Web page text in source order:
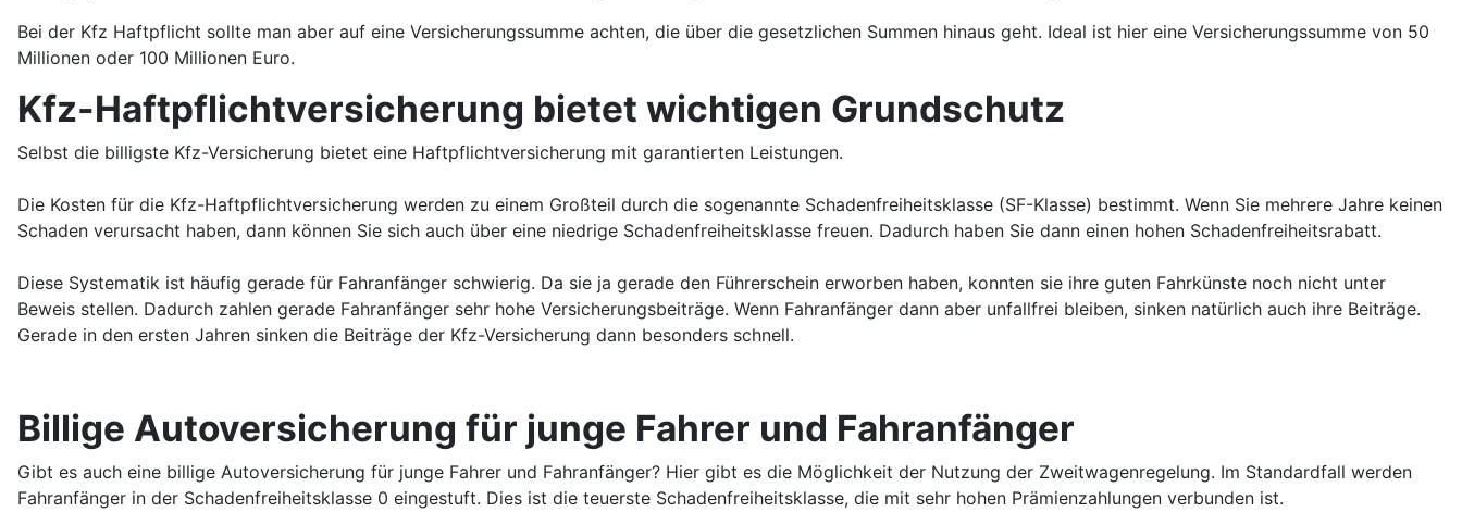
Bei der Kfz Haftpflicht sollte man aber auf eine Versicherungssumme achten, die über die gesetzlichen Summen hinaus geht. Ideal ist hier eine Versicherungssumme von 50
Millionen oder 100 Millionen Euro.
Kfz-Haftpflichtversicherung bietet wichtigen Grundschutz
Selbst die billigste Kfz-Versicherung bietet eine Haftpflichtversicherung mit garantierten Leistungen.
Die Kosten für die Kfz-Haftpflichtversicherung werden zu einem Großteil durch die sogenannte Schadenfreiheitsklasse (SF-Klasse) bestimmt. Wenn Sie mehrere Jahre keinen
Schaden verursacht haben, dann können Sie sich auch über eine niedrige Schadenfreiheitsklasse freuen. Dadurch haben Sie dann einen hohen Schadenfreiheitsrabatt.
Diese Systematik ist häufig gerade für Fahranfänger schwierig. Da sie ja gerade den Führerschein erworben haben, konnten sie ihre guten Fahrkünste noch nicht unter
Beweis stellen. Dadurch zahlen gerade Fahranfänger sehr hohe Versicherungsbeiträge. Wenn Fahranfänger dann aber unfallfrei bleiben, sinken natürlich auch ihre Beiträge.
Gerade in den ersten Jahren sinken die Beiträge der Kfz-Versicherung dann besonders schnell.
Billige Autoversicherung für junge Fahrer und Fahranfänger
Gibt es auch eine billige Autoversicherung für junge Fahrer und Fahranfänger? Hier gibt es die Möglichkeit der Nutzung der Zweitwagenregelung. Im Standardfall werden
Fahranfänger in der Schadenfreiheitsklasse 0 eingestuft. Dies ist die teuerste Schadenfreiheitsklasse, die mit sehr hohen Prämienzahlungen verbunden ist.